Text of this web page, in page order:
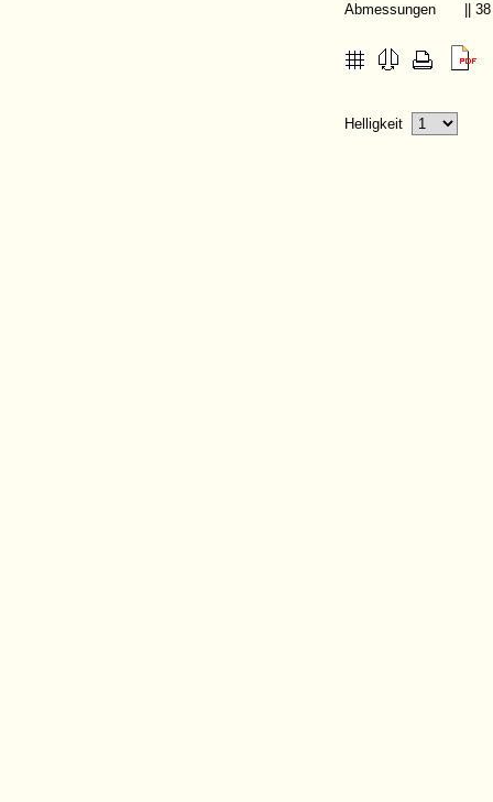
Abmessungen
||
Helligkeit